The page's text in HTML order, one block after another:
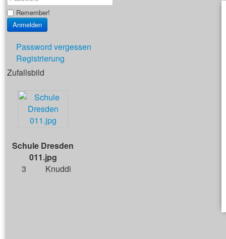
Remember!
Password vergessen
Registrierung
Zufallsbild
Schule Dresden
011.jpg
3
Knuddi